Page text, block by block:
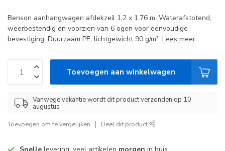
Benson aanhangwagen afdekzeil 1,2 x 1,76 m. Waterafstotend,
weerbestendig en voorzien van 6 ogen voor eenvoudige
bevestiging. Duurzaam PE, lichtgewicht 90 g/m². Lees meer.
Toevoegen aan winkelwagen
Vanwege vakantie wordt dit product verzonden op 10
augustus
Toevoegen om te vergelijken Deel dit product